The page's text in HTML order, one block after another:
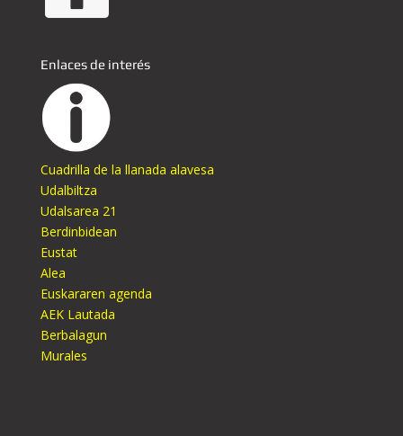
Enlaces de interés
Cuadrilla de la llanada alavesa
Udalbiltza
Udalsarea 21
Berdinbidean
Eustat
Alea
Euskararen agenda
AEK Lautada
Berbalagun
Murales